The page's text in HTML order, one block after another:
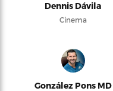
Dennis Dávila
Cinema
González Pons MD